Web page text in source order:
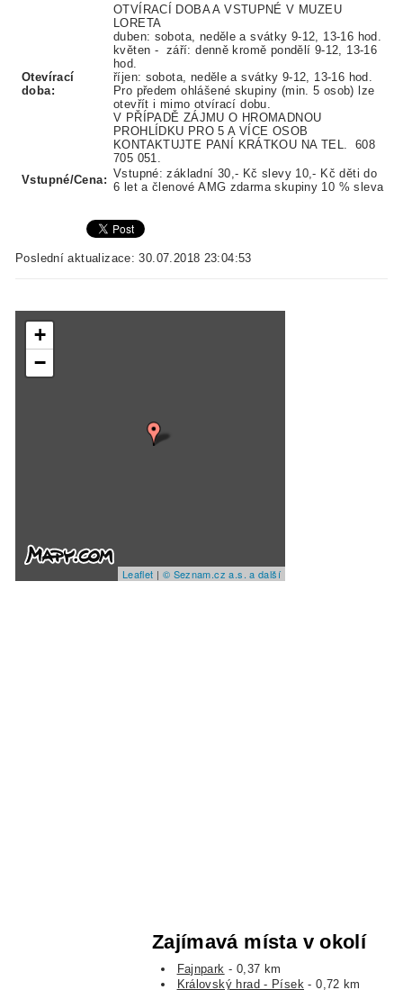
Otevírací
doba:
OTVÍRACÍ DOBA A VSTUPNÉ V MUZEU
LORETA
duben: sobota, neděle a svátky 9-12, 13-16 hod.
květen - září: denně kromě pondělí 9-12, 13-16
hod.
říjen: sobota, neděle a svátky 9-12, 13-16 hod.
Pro předem ohlášené skupiny (min. 5 osob) lze
otevřít i mimo otvírací dobu.
V PŘÍPADĚ ZÁJMU O HROMADNOU
PROHLÍDKU PRO 5 A VÍCE OSOB
KONTAKTUJTE PANÍ KRÁTKOU NA TEL. 608
705 051.
Vstupné/Cena: Vstupné: základní 30,- Kč slevy 10,- Kč děti do
6 let a členové AMG zdarma skupiny 10 % sleva
Poslední aktualizace: 30.07.2018 23:04:53
+
−
Leaflet | © Seznam.cz a.s. a další
Zajímavá místa v okolí
Fajnpark - 0,37 km
Královský hrad - Písek - 0,72 km